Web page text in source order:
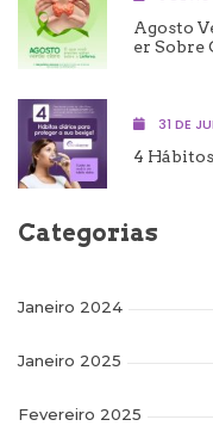
Agosto
Er Sobre
31 DE
4
Categorias
Janeiro 2024
Janeiro 2025
Fevereiro 2025